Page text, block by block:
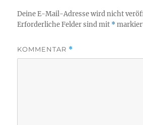
Deine E-Mail-Adresse wird nicht
Erforderliche Felder sind mit *
KOMMENTAR *